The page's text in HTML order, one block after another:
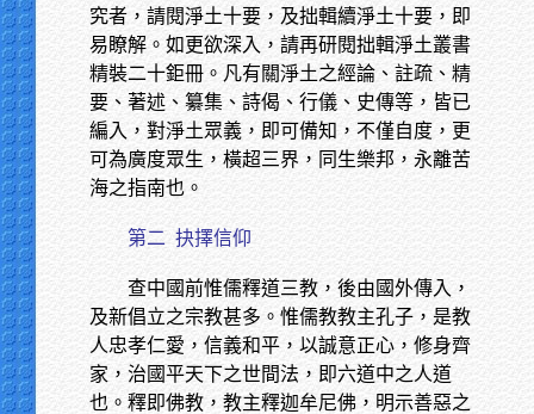
究者，請閱淨土十要，及拙輯續淨土十要，即
易瞭解。如更欲深入，請再研閱拙輯淨土叢書
精裝二十鉅冊。凡有關淨土之經論、註疏、精
要、著述、纂集、詩偈、行儀、史傳等，皆已
編入，對淨土眾義，即可備知，不僅自度，更
可為廣度眾生，橫超三界，同生樂邦，永離苦
海之指南也。
第二 抉擇信仰
查中國前惟儒釋道三教，後由國外傳入，
及新倡立之宗教甚多。惟儒教教主孔子，是教
人忠孝仁愛，信義和平，以誠意正心，修身齊
家，治國平天下之世間法，即六道中之人道
也。釋即佛教，教主釋迦牟尼佛，明示善惡之